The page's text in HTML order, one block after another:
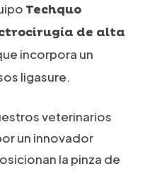
Techquo
de alta
incorpora un
ligasure.
veterinarios
un innovador
la pinza de